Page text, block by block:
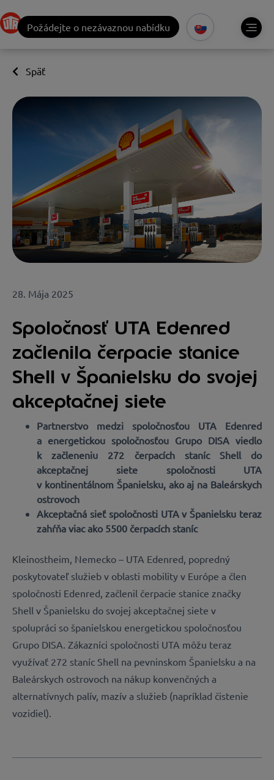
Požádejte o nezávaznou nabídku
Späť
28. Mája 2025
Spoločnosť UTA Edenred
začlenila čerpacie stanice
Shell v Španielsku do svojej
akceptačnej siete
Partnerstvo medzi spoločnosťou UTA Edenred
a energetickou spoločnosťou Grupo DISA viedlo
k začleneniu 272 čerpacích staníc Shell do
akceptačnej siete spoločnosti UTA
v kontinentálnom Španielsku, ako aj na Baleárskych
ostrovoch
Akceptačná sieť spoločnosti UTA v Španielsku teraz
zahŕňa viac ako 5500 čerpacích staníc
Kleinostheim, Nemecko – UTA Edenred, popredný
poskytovateľ služieb v oblasti mobility v Európe a člen
spoločnosti Edenred, začlenil čerpacie stanice značky
Shell v Španielsku do svojej akceptačnej siete v
spolupráci so španielskou energetickou spoločnosťou
Grupo DISA. Zákazníci spoločnosti UTA môžu teraz
využívať 272 staníc Shell na pevninskom Španielsku a na
Baleárskych ostrovoch na nákup konvenčných a
alternatívnych palív, mazív a služieb (napríklad čistenie
vozidiel).